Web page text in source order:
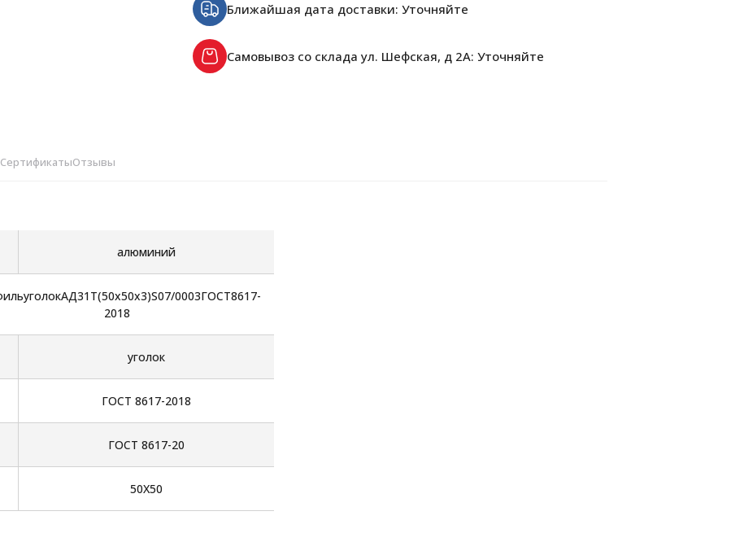
Ближайшая дата доставки: Уточняйте
Самовывоз со склада ул. Шефская, д 2А: Уточняйте
СертификатыОтзывы
алюминий
0003ГОСТ8617-
2018
уголок
ГОСТ 8617-2018
ГОСТ 8617-20
50Х50